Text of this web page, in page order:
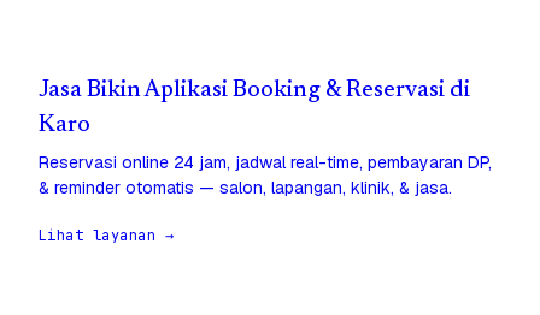
Jasa Bikin Aplikasi Booking & Reservasi di
Karo
Reservasi online 24 jam, jadwal real-time, pembayaran DP,
& reminder otomatis — salon, lapangan, klinik, & jasa.
Lihat layanan →